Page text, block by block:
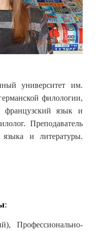
университет им.
филологии,
французский язык и
Преподаватель
языка и литературы.
:
Профессионально-